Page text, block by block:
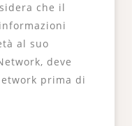
che il
al suo
deve
prima di